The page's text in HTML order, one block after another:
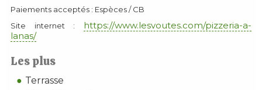
Paiements acceptés : Espèces / CB
Site internet : https://www.lesvoutes.com/pizzeria-a-
lanas/
Les plus
Terrasse